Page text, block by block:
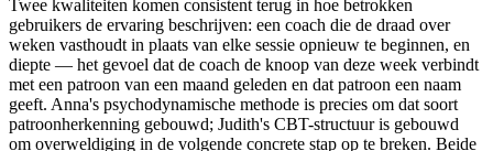
Twee kwaliteiten komen consistent terug in hoe betrokken
gebruikers de ervaring beschrijven: een coach die de draad over
weken vasthoudt in plaats van elke sessie opnieuw te beginnen, en
diepte — het gevoel dat de coach de knoop van deze week verbindt
met een patroon van een maand geleden en dat patroon een naam
geeft. Anna's psychodynamische methode is precies om dat soort
patroonherkenning gebouwd; Judith's CBT-structuur is gebouwd
om overweldiging in de volgende concrete stap op te breken. Beide